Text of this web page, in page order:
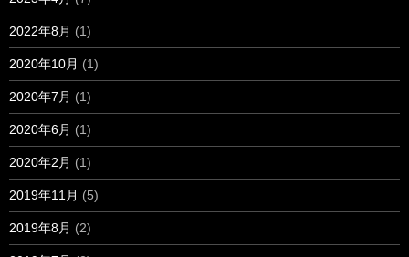
2022年8月 (1)
2020年10月 (1)
2020年7月 (1)
2020年6月 (1)
2020年2月 (1)
2019年11月 (5)
2019年8月 (2)